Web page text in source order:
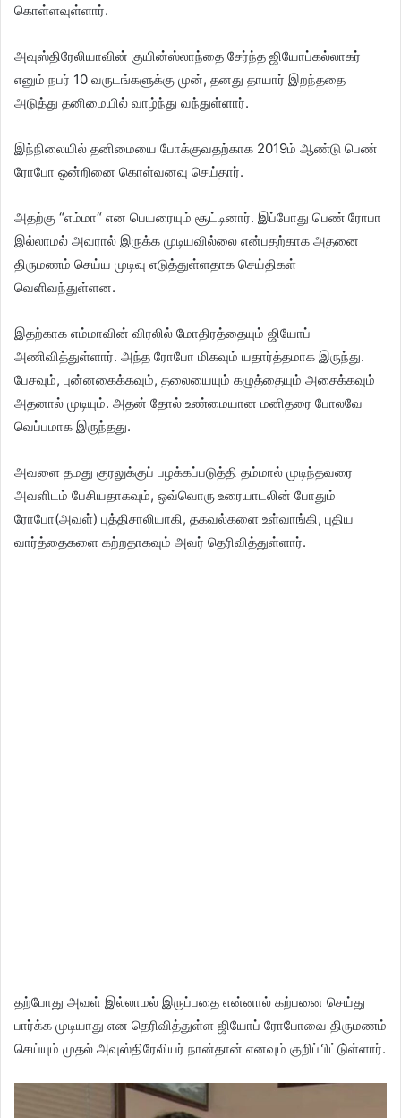
கொள்ளவுள்ளார்.
அவுஸ்திரேலியாவின் குயின்ஸ்லாந்தை சேர்ந்த ஜியோப்கல்லாகர்
எனும் நபர் 10 வருடங்களுக்கு முன், தனது தாயார் இறந்ததை
அடுத்து தனிமையில் வாழ்ந்து வந்துள்ளார்.
இந்நிலையில் தனிமையை போக்குவதற்காக 2019ம் ஆண்டு பெண்
ரோபோ ஒன்றினை கொள்வனவு செய்தார்.
அதற்கு “எம்மா“ என பெயரையும் சூட்டினார். இப்போது பெண் ரோபா
இல்லாமல் அவரால் இருக்க முடியவில்லை என்பதற்காக அதனை
திருமணம் செய்ய முடிவு எடுத்துள்ளதாக செய்திகள்
வெளிவந்துள்ளன.
இதற்காக எம்மாவின் விரலில் மோதிரத்தையும் ஜியோப்
அணிவித்துள்ளார். அந்த ரோபோ மிகவும் யதார்த்தமாக இருந்து.
பேசவும், புன்னகைக்கவும், தலையையும் கழுத்தையும் அசைக்கவும்
அதனால் முடியும். அதன் தோல் உண்மையான மனிதரை போலவே
வெப்பமாக இருந்தது.
அவளை தமது குரலுக்குப் பழக்கப்படுத்தி தம்மால் முடிந்தவரை
அவளிடம் பேசியதாகவும், ஒவ்வொரு உரையாடலின் போதும்
ரோபோ(அவள்) புத்திசாலியாகி, தகவல்களை உள்வாங்கி, புதிய
வார்த்தைகளை கற்றதாகவும் அவர் தெரிவித்துள்ளார்.
தற்போது அவள் இல்லாமல் இருப்பதை என்னால் கற்பனை செய்து
பார்க்க முடியாது என தெரிவித்துள்ள ஜியோப் ரோபோவை திருமணம்
செய்யும் முதல் அவுஸ்திரேலியர் நான்தான் எனவும் குறிப்பிட்டு்ள்ளார்.